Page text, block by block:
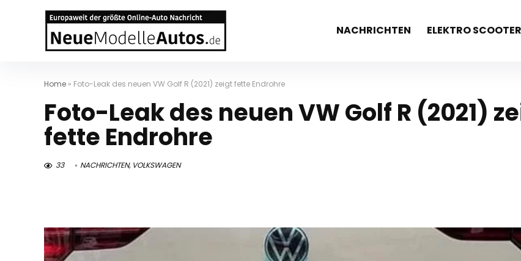
NACHRICHTEN ELEKTRO SCOOTER
Home » Foto-Leak des neuen VW Golf R (2021) zeigt fette Endrohre
Foto-Leak des neuen VW Golf R (2021)
fette Endrohre
33 NACHRICHTEN, VOLKSWAGEN